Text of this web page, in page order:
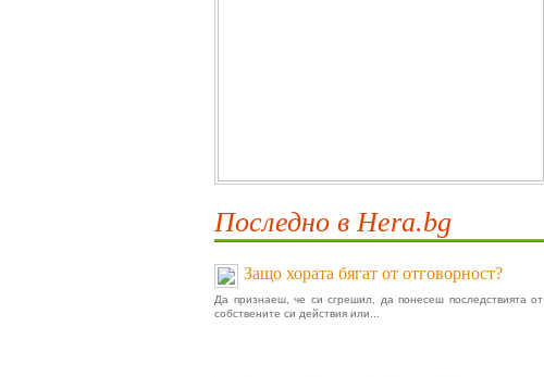
Последно в Hera.bg
Защо хората бягат от отговорност?
Да признаеш, че си сгрешил, да понесеш последствията от
собствените си действия или...